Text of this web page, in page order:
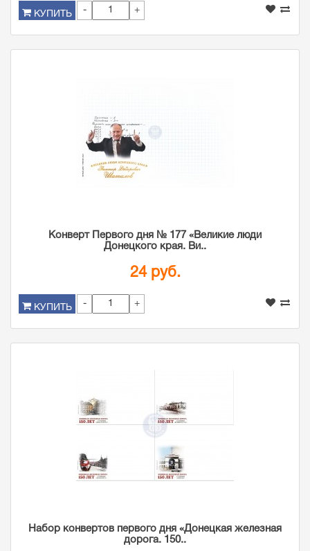
КУПИТЬ - +
Конверт Первого дня № 177 «Великие люди
Донецкого края. Ви..
24 руб.
КУПИТЬ - +
Набор конвертов первого дня «Донецкая железная
дорога. 150..